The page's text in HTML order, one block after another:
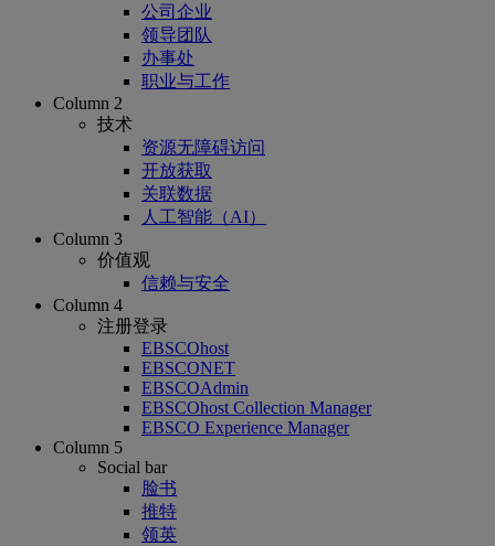
公司企业
领导团队
办事处
职业与工作
Column 2
技术
资源无障碍访问
开放获取
关联数据
人工智能（AI）
Column 3
价值观
信赖与安全
Column 4
注册登录
EBSCOhost
EBSCONET
EBSCOAdmin
EBSCOhost Collection Manager
EBSCO Experience Manager
Column 5
Social bar
脸书
推特
领英